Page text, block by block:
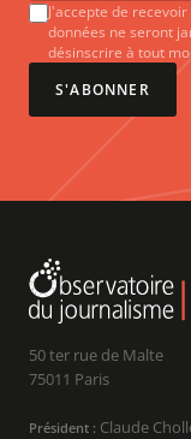
J'accepte de
données ne seront
désinscrire à tout
S'ABONNER
50 ter rue de Malte
75011 Paris
Président : Claude